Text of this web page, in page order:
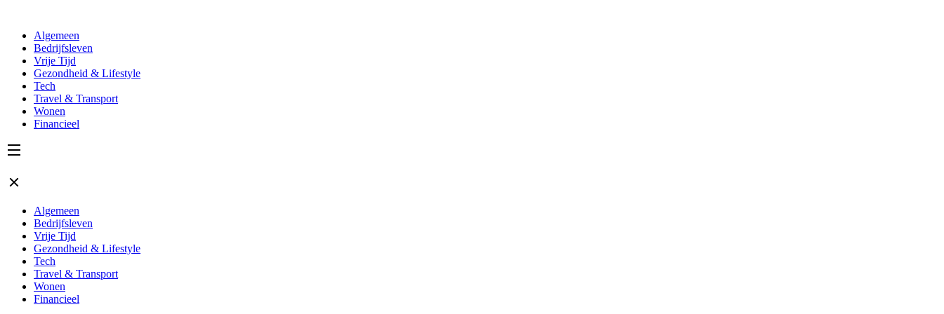
Algemeen
Bedrijfsleven
Vrije Tijd
Gezondheid & Lifestyle
Tech
Travel & Transport
Wonen
Financieel
Algemeen
Bedrijfsleven
Vrije Tijd
Gezondheid & Lifestyle
Tech
Travel & Transport
Wonen
Financieel